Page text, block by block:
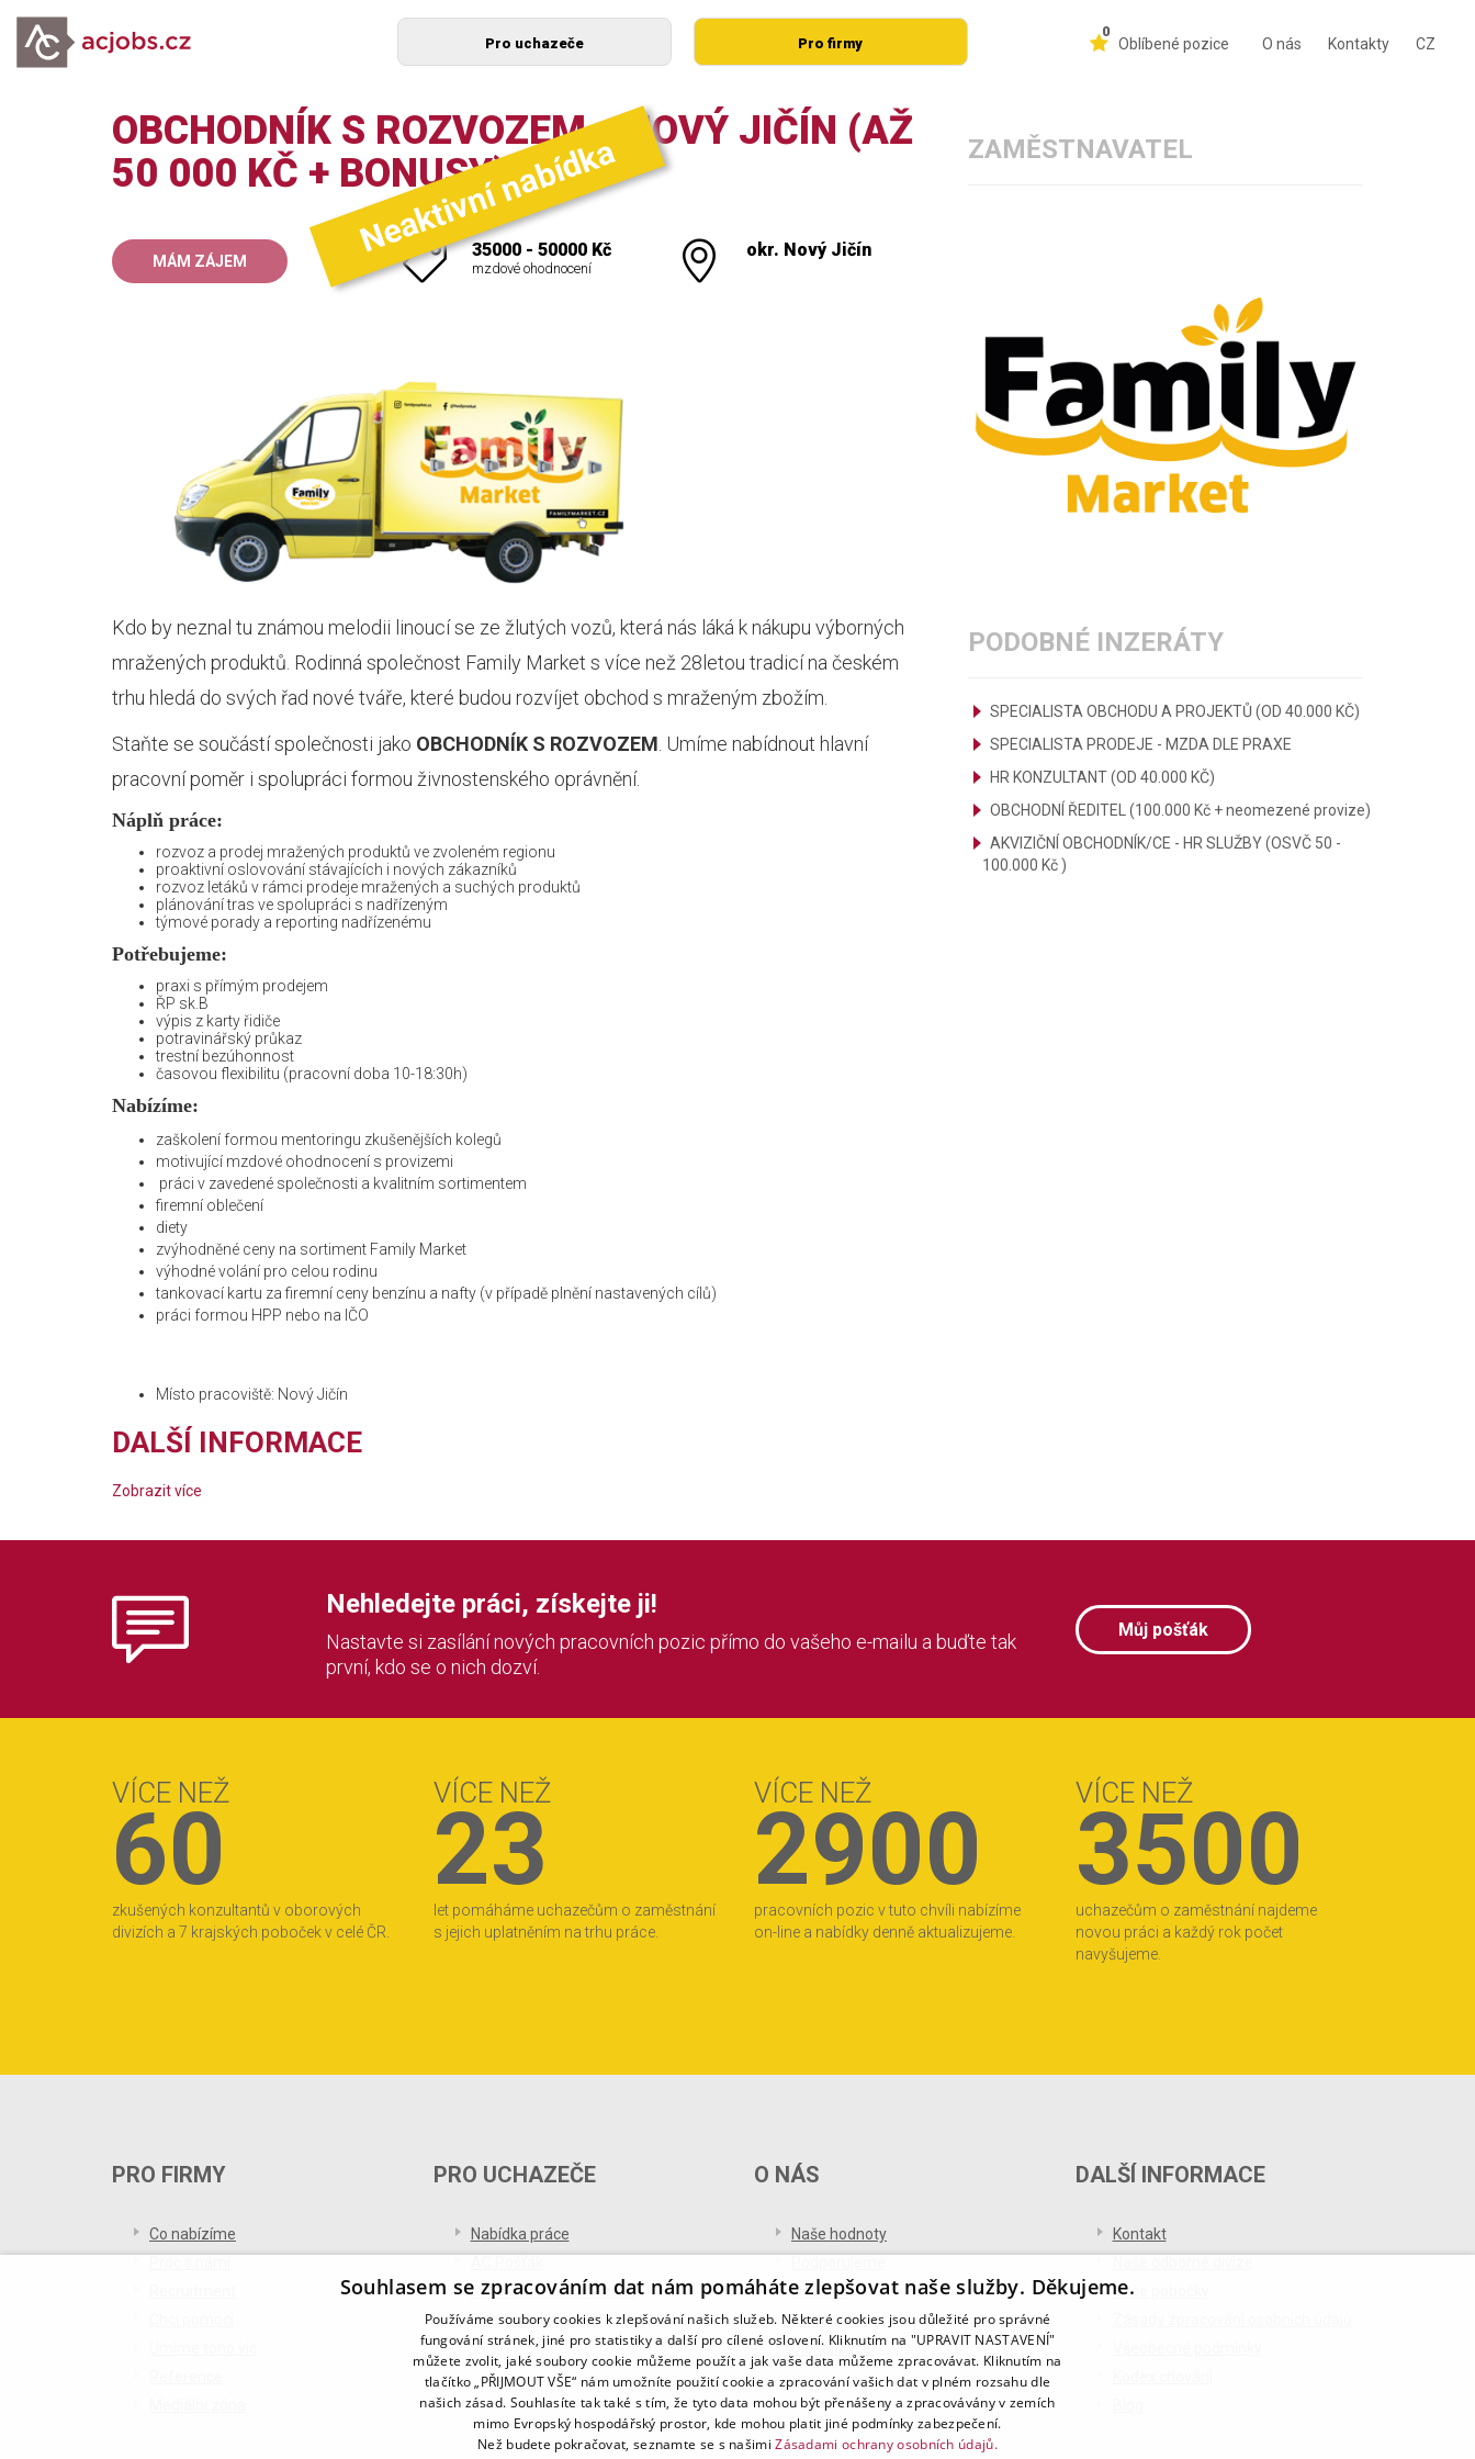
Pro uchazeče Pro firmy
0
Oblíbené pozice O nás Kontakty CZ
OBCHODNÍK S ROZVOZEM - NOVÝ JIČÍN (AŽ
50 000 KČ + BONUSY)
Neaktivní nabídka
MÁM ZÁJEM
35000 - 50000 Kč
mzdové ohodnocení
okr. Nový Jičín
Kdo by neznal tu známou melodii linoucí se ze žlutých vozů, která nás láká k nákupu výborných
mražených produktů. Rodinná společnost Family Market s více než 28letou tradicí na českém
trhu hledá do svých řad nové tváře, které budou rozvíjet obchod s mraženým zbožím.
Staňte se součástí společnosti jako OBCHODNÍK S ROZVOZEM . Umíme nabídnout hlavní
pracovní poměr i spolupráci formou živnostenského oprávnění.
Náplň práce:
rozvoz a prodej mražených produktů ve zvoleném regionu
proaktivní oslovování stávajících i nových zákazníků
rozvoz letáků v rámci prodeje mražených a suchých produktů
plánování tras ve spolupráci s nadřízeným
týmové porady a reporting nadřízenému
Potřebujeme:
praxi s přímým prodejem
ŘP sk.B
výpis z karty řidiče
potravinářský průkaz
trestní bezúhonnost
časovou flexibilitu (pracovní doba 10-18:30h)
Nabízíme:
zaškolení formou mentoringu zkušenějších kolegů
motivující mzdové ohodnocení s provizemi
práci v zavedené společnosti a kvalitním sortimentem
firemní oblečení
diety
zvýhodněné ceny na sortiment Family Market
výhodné volání pro celou rodinu
tankovací kartu za firemní ceny benzínu a nafty (v případě plnění nastavených cílů)
práci formou HPP nebo na IČO
Místo pracoviště: Nový Jičín
DALŠÍ INFORMACE
Zobrazit více
ZAMĚSTNAVATEL
PODOBNÉ INZERÁTY
SPECIALISTA OBCHODU A PROJEKTŮ (OD 40.000 KČ)
SPECIALISTA PRODEJE - MZDA DLE PRAXE
HR KONZULTANT (OD 40.000 KČ)
OBCHODNÍ ŘEDITEL (100.000 Kč + neomezené provize)
AKVIZIČNÍ OBCHODNÍK/CE - HR SLUŽBY (OSVČ 50 -
100.000 Kč )
Nehledejte práci, získejte ji!
Nastavte si zasílání nových pracovních pozic přímo do vašeho e-mailu a buďte tak
první, kdo se o nich dozví.
Můj pošťák
VÍCE NEŽ
60
zkušených konzultantů v oborových
divizích a 7 krajských poboček v celé ČR.
VÍCE NEŽ
23
let pomáháme uchazečům o zaměstnání
s jejich uplatněním na trhu práce.
VÍCE NEŽ
2900
pracovních pozic v tuto chvíli nabízíme
on-line a nabídky denně aktualizujeme.
VÍCE NEŽ
3500
uchazečům o zaměstnání najdeme
novou práci a každý rok počet
navyšujeme.
PRO FIRMY
Co nabízíme
PRO UCHAZEČE
Nabídka práce
Reference od uchazečů
Blog pro uchazeče
O NÁS
Naše hodnoty
Ocenění
Partnerství
Digitalizace
DALŠÍ INFORMACE
Kontakt
Naše pobočky
Souhlasem se zpracováním dat nám pomáháte zlepšovat naše služby. Děkujeme.
Používáme soubory cookies k zlepšování našich služeb. Některé cookies jsou důležité pro správné
fungování stránek, jiné pro statistiky a další pro cílené oslovení. Kliknutím na "UPRAVIT NASTAVENÍ"
můžete zvolit, jaké soubory cookie můžeme použít a jak vaše data můžeme zpracovávat. Kliknutím na
tlačítko „PŘIJMOUT VŠE“ nám umožníte použití cookie a zpracování vašich dat v plném rozsahu dle
našich zásad. Souhlasíte tak také s tím, že tyto data mohou být přenášeny a zpracovávány v zemích
mimo Evropský hospodářský prostor, kde mohou platit jiné podmínky zabezpečení.
Než budete pokračovat, seznamte se s našimiZásadami ochrany osobních údajů.